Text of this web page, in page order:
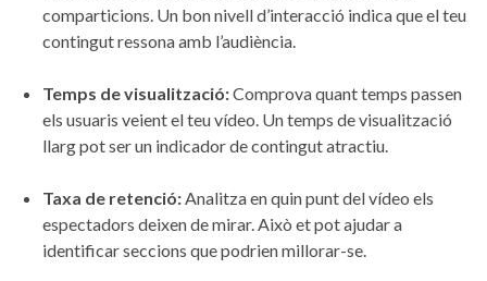
comparticions. Un bon ​nivell d’interacció‌ indica que el teu
contingut ressona amb l’audiència.
Temps de visualització:​Comprova quant temps passen
els usuaris veient el teu vídeo. ‍Un temps de visualització
llarg ‌pot ser un indicador de contingut atractiu.
Taxa de retenció: Analitza en quin punt del‌ vídeo els
espectadors deixen de mirar. Això et pot ajudar a
identificar seccions que podrien millorar-se.